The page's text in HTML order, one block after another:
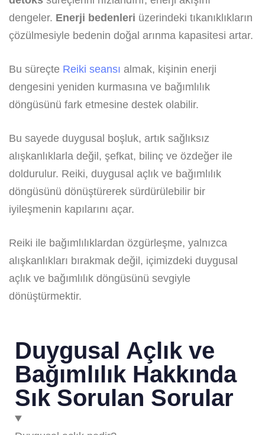
dengeler. Enerji bedenleri üzerindeki tıkanıklıkların
çözülmesiyle bedenin doğal arınma kapasitesi artar.
Bu süreçte Reiki seansı almak, kişinin enerji
dengesini yeniden kurmasına ve bağımlılık
döngüsünü fark etmesine destek olabilir.
Bu sayede duygusal boşluk, artık sağlıksız
alışkanlıklarla değil, şefkat, bilinç ve özdeğer ile
doldurulur. Reiki, duygusal açlık ve bağımlılık
döngüsünü dönüştürerek sürdürülebilir bir
iyileşmenin kapılarını açar.
Reiki ile bağımlılıklardan özgürleşme, yalnızca
alışkanlıkları bırakmak değil, içimizdeki duygusal
açlık ve bağımlılık döngüsünü sevgiyle
dönüştürmektir.
Duygusal Açlık ve
Bağımlılık Hakkında
Sık Sorulan Sorular